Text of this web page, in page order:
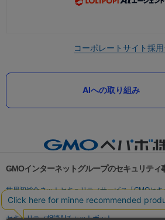
コーポレートサイト採用
AIへの取り組み
GMOインターネットグループのセキュリティ
世界初総合ネットセキュリティサービス「GMOセキ
パスワード漏洩診断
Webサイトリスク診断
セキュリティ相談AIチャットボット